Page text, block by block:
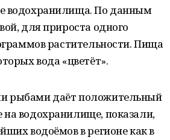
водохранилища. По данным
для прироста одного
растительности. Пища
вода «цветёт».
рыбами даёт положительный
водохранилище, показали,
водоёмов в регионе как в